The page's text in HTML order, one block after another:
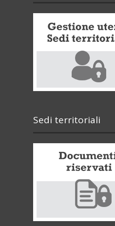
Sedi territoriali